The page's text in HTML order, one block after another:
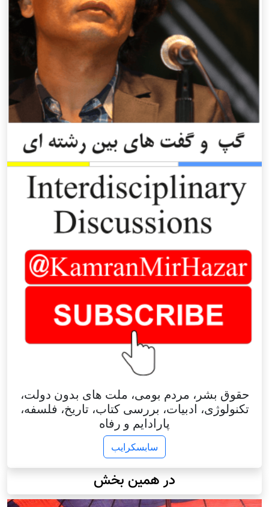
حقوق بشر، مردم بومی، ملت های بدون دولت،
تکنولوژی، ادبیات، بررسی کتاب، تاریخ، فلسفه،
پارادایم و رفاه
سابسکرایب
در همین بخش